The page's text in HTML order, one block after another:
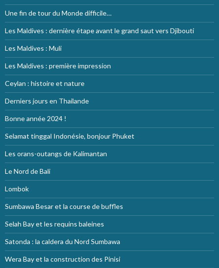
Une fin de tour du Monde difficile…
Les Maldives : dernière étape avant le grand saut vers Djibouti
Les Maldives : Muli
Les Maldives : première impression
Ceylan : histoire et nature
Derniers jours en Thailande
Bonne année 2024 !
Selamat tinggal Indonésie, bonjour Phuket
Les orans-outangs de Kalimantan
Le Nord de Bali
Lombok
Sumbawa Besar et la course de buffles
Selah Bay et les requins baleines
Satonda : la caldera du Nord Sumbawa
Wera Bay et la construction des Pinisi